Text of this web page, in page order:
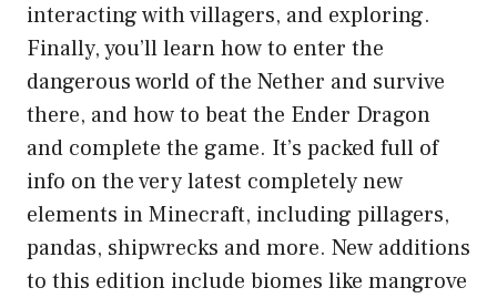
interacting with villagers, and exploring.
Finally, you’ll learn how to enter the
dangerous world of the Nether and survive
there, and how to beat the Ender Dragon
and complete the game. It’s packed full of
info on the very latest completely new
elements in Minecraft, including pillagers,
pandas, shipwrecks and more. New additions
to this edition include biomes like mangrove